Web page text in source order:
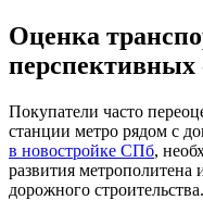
Оценка
перспективных
Покупатели часто
станции метро рядом с
в новостройке СПб,
развития метрополитена
дорожного строительства.